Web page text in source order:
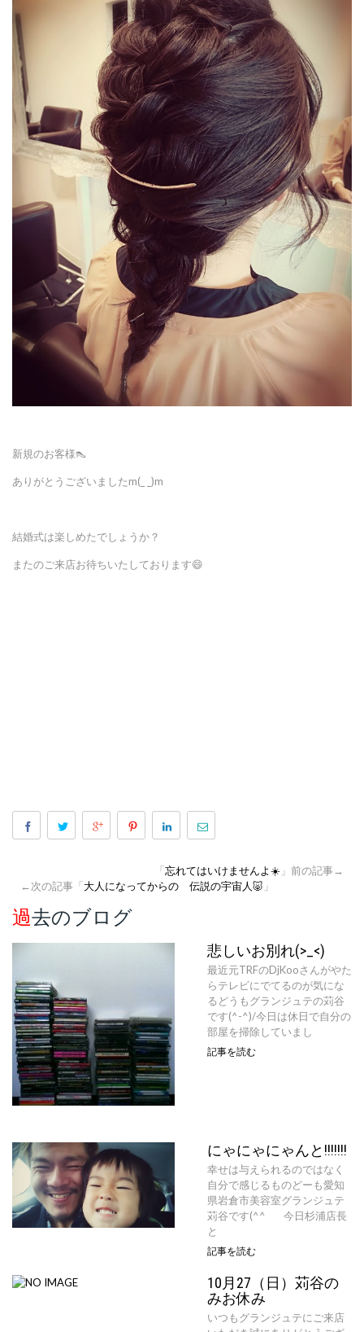
新規のお客様👠
ありがとうございましたm(_ _)m
結婚式は楽しめたでしょうか？
またのご来店お待ちいたしております😄
「忘れてはいけませんよ☀️ 」前の記事→
←次の記事「大人になってからの 伝説の宇宙人🐷 」
過去のブログ
悲しいお別れ(>_<)
最近元TRFのDjKooさんがやた
らテレビにでてるのが気にな
るどうもグランジュテの苅谷
です(^-^)/今日は休日で自分の
部屋を掃除していまし
記事を読む
にゃにゃにゃんと!!!!!!!
幸せは与えられるのではなく
自分で感じるものどーも愛知
県岩倉市美容室グランジュテ
苅谷です(^^ゞ 今日杉浦店長
と
記事を読む
10月27（日）苅谷の
みお休み
いつもグランジュテにご来店